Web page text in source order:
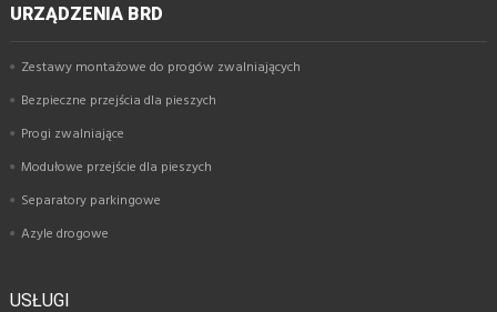
URZĄDZENIA BRD
Zestawy montażowe do progów zwalniających
Bezpieczne przejścia dla pieszych
Progi zwalniające
Modułowe przejście dla pieszych
Separatory parkingowe
Azyle drogowe
USŁUGI